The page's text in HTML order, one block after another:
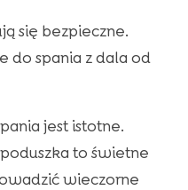
się bezpieczne.
do spania z dala od
jest istotne.
to świetne
wieczorne